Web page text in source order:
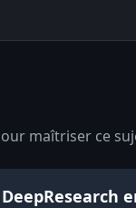
maîtriser ce